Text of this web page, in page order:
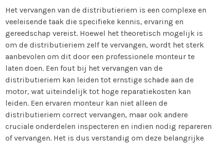
Het vervangen van de distributieriem is een complexe en
veeleisende taak die specifieke kennis, ervaring en
gereedschap vereist. Hoewel het theoretisch mogelijk is
om de distributieriem zelf te vervangen, wordt het sterk
aanbevolen om dit door een professionele monteur te
laten doen. Een fout bij het vervangen van de
distributieriem kan leiden tot ernstige schade aan de
motor, wat uiteindelijk tot hoge reparatiekosten kan
leiden. Een ervaren monteur kan niet alleen de
distributieriem correct vervangen, maar ook andere
cruciale onderdelen inspecteren en indien nodig repareren
of vervangen. Het is dus verstandig om deze belangrijke